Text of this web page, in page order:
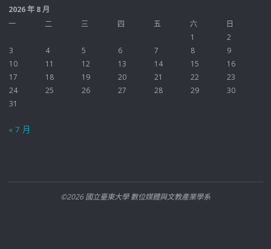
2026 年 8 月
一
二 三 四 五 六
日
1
2
3
4 5 6 7 8
9
10
11 12 13 14 15
16
17
18 19 20 21 22
23
24
25 26 27 28 29
30
31
« 7 月
©2026 國立臺東大學 數位媒體與文教產業學系